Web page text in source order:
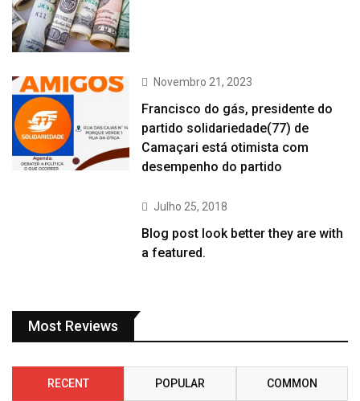
Novembro 21, 2023
Francisco do gás, presidente do
partido solidariedade(77) de
Camaçari está otimista com
desempenho do partido
Julho 25, 2018
Blog post look better they are with
a featured.
Most Reviews
RECENT POPULAR COMMON